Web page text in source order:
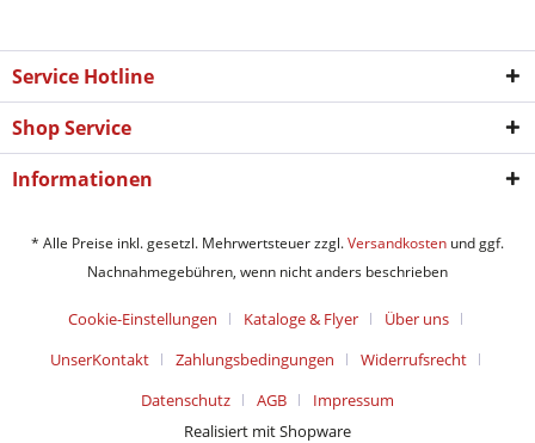
Service Hotline
Shop Service
Informationen
* Alle Preise inkl. gesetzl. Mehrwertsteuer zzgl.Versandkosten und ggf.
Nachnahmegebühren, wenn nicht anders beschrieben
Cookie-Einstellungen Kataloge & Flyer
Über uns
UnserKontakt
Zahlungsbedingungen
Widerrufsrecht
Datenschutz
AGB
Impressum
Realisiert mit Shopware